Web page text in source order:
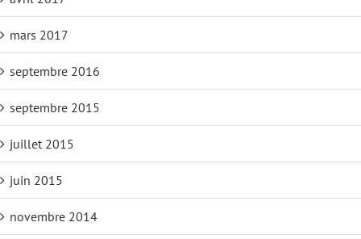
mars 2017
septembre 2016
septembre 2015
juillet 2015
juin 2015
novembre 2014